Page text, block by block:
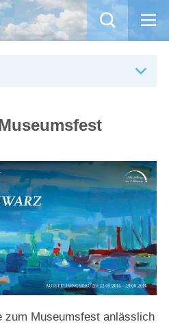
Kommentarrichtlinien und Netiquette für unsere Social Media-Kanäle
(Uckermark)
„SBG“
zum Museumsfest anlässlich